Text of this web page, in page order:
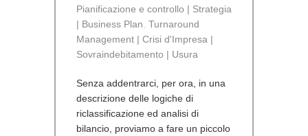
Pianificazione e controllo | Strategia
| Business Plan Turnaround
Management | Crisi d'Impresa |
Sovraindebitamento | Usura
Senza addentrarci, per ora, in una
descrizione delle logiche di
riclassificazione ed analisi di
bilancio, proviamo a fare un piccolo